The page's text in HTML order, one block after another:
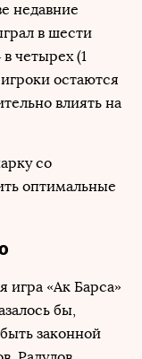
недавние
в шести
четырех (1
остаются
влиять на
со
оптимальные
игра «Ак Барса»
бы,
законной